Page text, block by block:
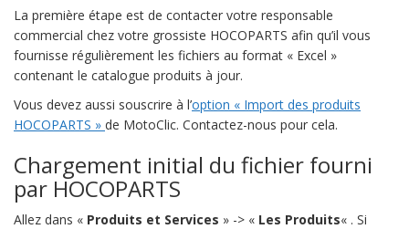
La première étape est de contacter votre responsable
commercial chez votre grossiste HOCOPARTS afin qu’il vous
fournisse régulièrement les fichiers au format « Excel »
contenant le catalogue produits à jour.
Vous devez aussi souscrire à l’option « Import des produits
HOCOPARTS » de MotoClic. Contactez-nous pour cela.
Chargement initial du fichier fourni
par HOCOPARTS
Allez dans « Produits et Services » -> « Les Produits« . Si